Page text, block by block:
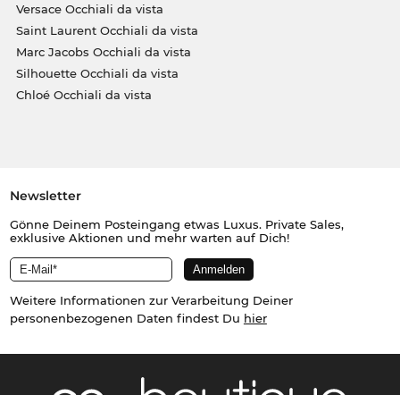
Versace Occhiali da vista
Saint Laurent Occhiali da vista
Marc Jacobs Occhiali da vista
Silhouette Occhiali da vista
Chloé Occhiali da vista
Newsletter
Gönne Deinem Posteingang etwas Luxus. Private Sales,
exklusive Aktionen und mehr warten auf Dich!
Weitere Informationen zur Verarbeitung Deiner
personenbezogenen Daten findest Du hier